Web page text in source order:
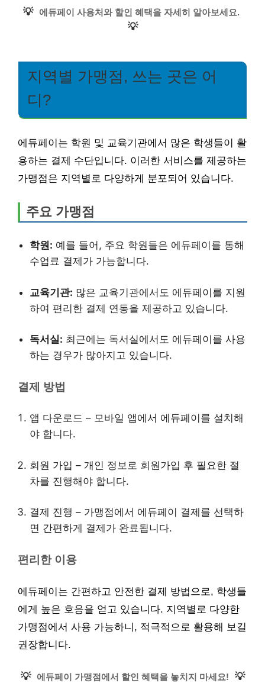
💡 에듀페이 사용처와 할인 혜택을 자세히 알아보세요.
💡
지역별 가맹점, 쓰는 곳은 어
디?
에듀페이는 학원 및 교육기관에서 많은 학생들이 활
용하는 결제 수단입니다. 이러한 서비스를 제공하는
가맹점은 지역별로 다양하게 분포되어 있습니다.
주요 가맹점
학원: 예를 들어, 주요 학원들은 에듀페이를 통해
수업료 결제가 가능합니다.
교육기관: 많은 교육기관에서도 에듀페이를 지원
하여 편리한 결제 연동을 제공하고 있습니다.
독서실: 최근에는 독서실에서도 에듀페이를 사용
하는 경우가 많아지고 있습니다.
결제 방법
앱 다운로드 – 모바일 앱에서 에듀페이를 설치해
야 합니다.
회원 가입 – 개인 정보로 회원가입 후 필요한 절
차를 진행해야 합니다.
결제 진행 – 가맹점에서 에듀페이 결제를 선택하
면 간편하게 결제가 완료됩니다.
편리한 이용
에듀페이는 간편하고 안전한 결제 방법으로, 학생들
에게 높은 호응을 얻고 있습니다. 지역별로 다양한
가맹점에서 사용 가능하니, 적극적으로 활용해 보길
권장합니다.
💡 에듀페이 가맹점에서 할인 혜택을 놓치지 마세요! 💡